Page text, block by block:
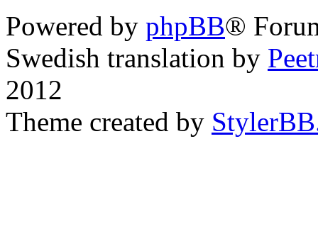
Powered by phpBB®
Swedish translation by
2012
Theme created by